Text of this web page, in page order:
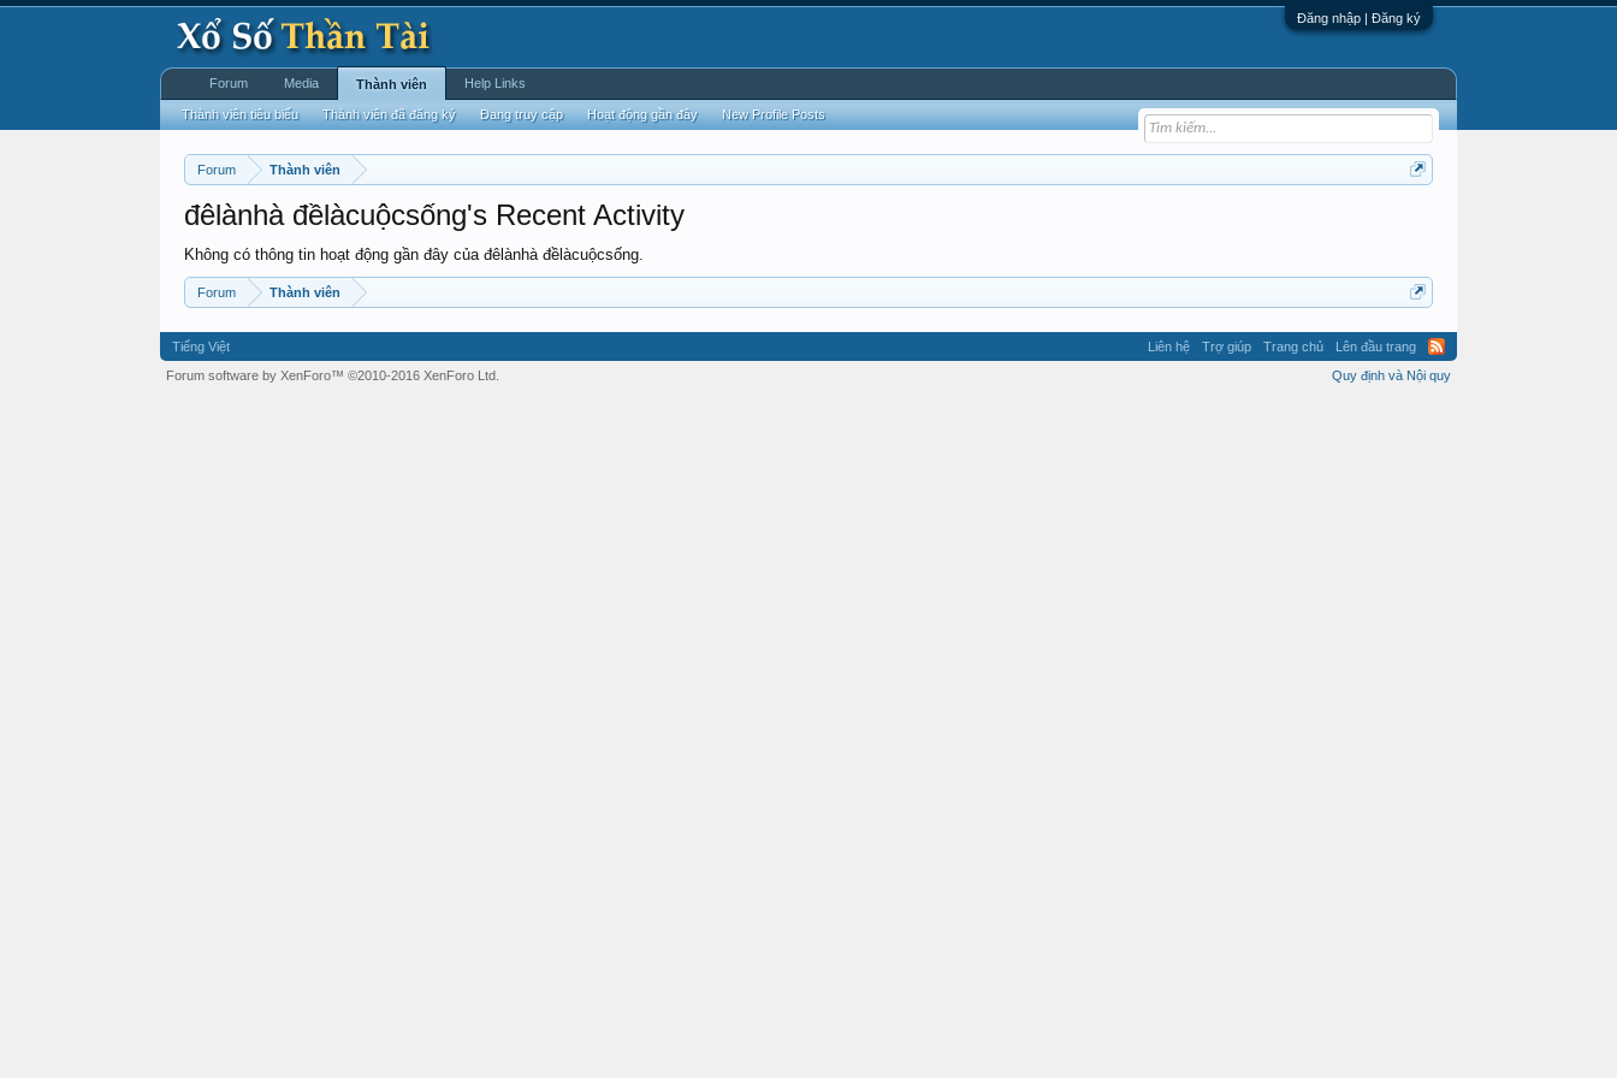
Đăng nhập | Đăng ký
Forum Thành viên
đêlànhà đềlàcuộcsống's Recent Activity
Không có thông tin hoạt động gần đây của đêlànhà đềlàcuộcsống.
Forum Thành viên
Forum Media Thành viên
Thành viên tiêu biểu Thành viên đã đăng ký Đang truy cập Hoạt động gần đây New Profile Posts
Help Links
Tiếng Việt Liên hệ Trợ giúp Trang chủ
Lên đầu trang
Quy định và Nội quy
Forum software by XenForo™ ©2010-2016 XenForo Ltd.